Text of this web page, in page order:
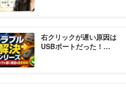
右クリックが遅い原因は
USBポートだった！